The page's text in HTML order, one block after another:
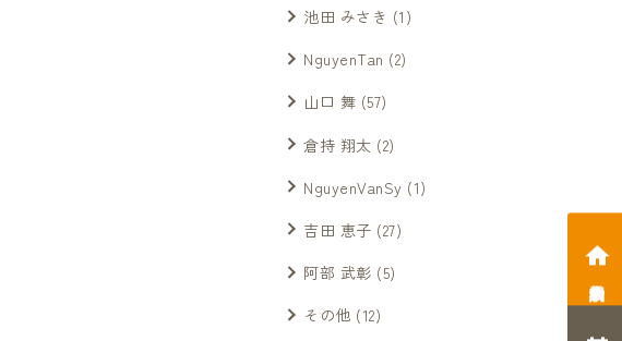
池田 みさき (1)
NguyenTan (2)
山口 舞 (57)
倉持 翔太 (2)
NguyenVanSy (1)
吉田 恵子 (27)
阿部 武彰 (5)
その他 (12)